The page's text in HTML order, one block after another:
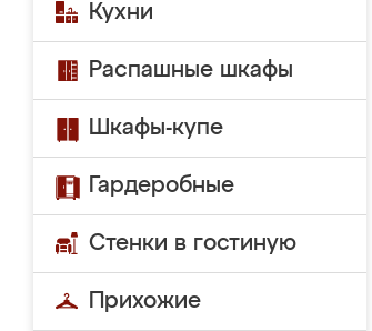
Кухни
Распашные шкафы
Шкафы-купе
Гардеробные
Стенки в гостиную
Прихожие